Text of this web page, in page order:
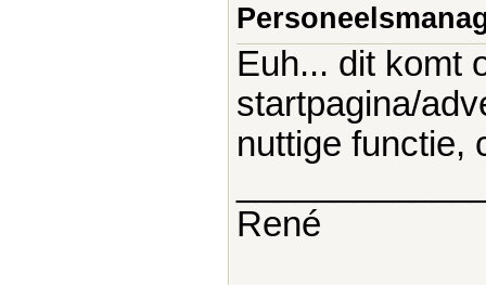
Euh... dit komt
startpagina/
nuttige functie,
René